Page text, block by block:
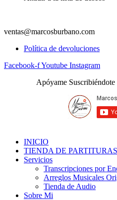
ventas@marcosburbano.com
Política de devoluciones
Facebook-fYoutube Instagram
Apóyame
INICIO
TIENDA DE PARTITURAS
Servicios
Transcripciones por
Arreglos Musicales
Tienda de Audio
Sobre Mi